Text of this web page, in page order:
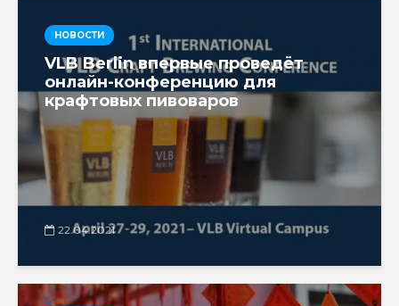
НОВОСТИ
VLB Berlin впервые проведёт
онлайн-конференцию для
крафтовых пивоваров
22.04.2021